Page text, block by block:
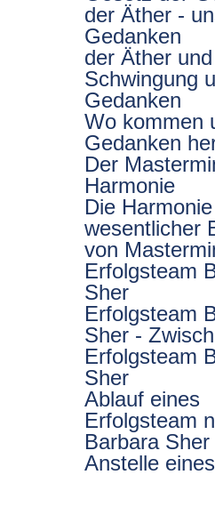
der Äther -
Gedanken
der Äther
Schwingung
Gedanken
Wo kommen
Gedanken
Der
Harmonie
Die
wesentlicher
von
Erfolgsteam
Sher
Erfolgsteam
Sher -
Erfolgsteam
Sher
Ablauf eines
Erfolgsteam
Barbara Sher
Anstelle